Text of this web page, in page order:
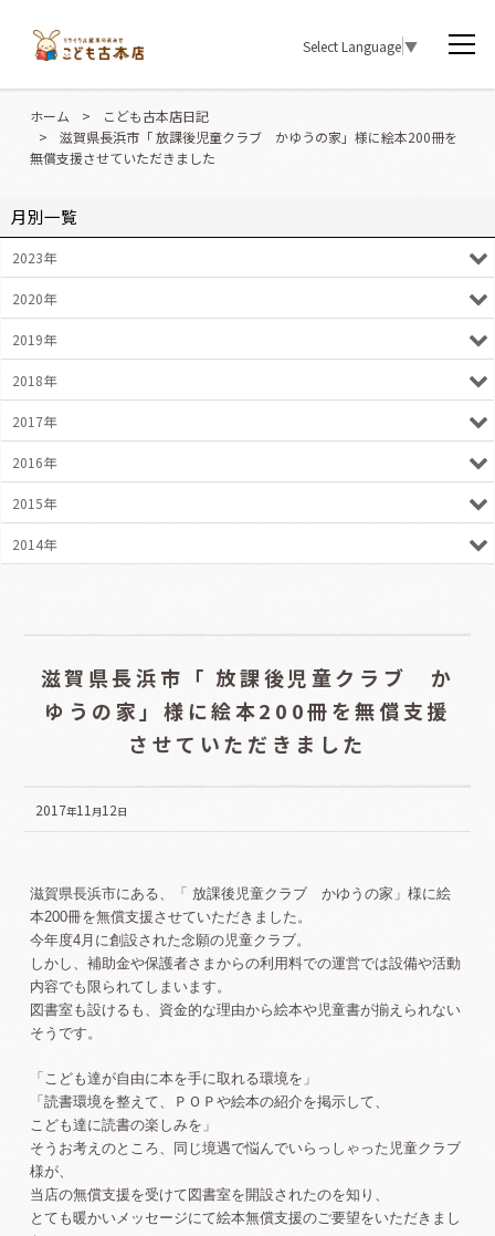
Select Language▼
ホーム >
こども古本店日記
>
滋賀県長浜市「 放課後児童クラブ かゆうの家」様に絵本200冊を
無償支援させていただきました
滋賀県長浜市「 放課後児童クラブ か
ゆうの家」様に絵本200冊を無償支援
させていただきました
2017年11 月12日
滋賀県長浜市にある、「 放課後児童クラブ かゆうの家」様に絵
本200冊を無償支援させていただきました。
今年度4月に創設された念願の児童クラブ。
しかし、補助金や保護者さまからの利用料での運営では設備や活動
内容でも限られてしまいます。
図書室も設けるも、資金的な理由から絵本や児童書が揃えられない
そうです。
「こども達が自由に本を手に取れる環境を」
「読書環境を整えて、ＰＯＰや絵本の紹介を掲示して、
こども達に読書の楽しみを」
そうお考えのところ、同じ境遇で悩んでいらっしゃった児童クラブ
様が、
当店の無償支援を受けて図書室を開設されたのを知り、
とても暖かいメッセージにて絵本無償支援のご要望をいただきまし
月別一覧
2023年
2020年
2019年
2018年
2017年
2016年
2015年
2014年